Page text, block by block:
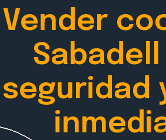
Vender
seguridad